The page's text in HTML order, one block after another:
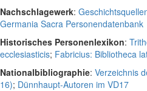
Nachschlagewerk:
Germania Sacra Personendatenbank
Historisches Personenlexikon:
ecclesiasticis; Fabricius: Bibliotheca
Nationalbibliographie: Verzeichnis
16); Dünnhaupt-Autoren im VD17